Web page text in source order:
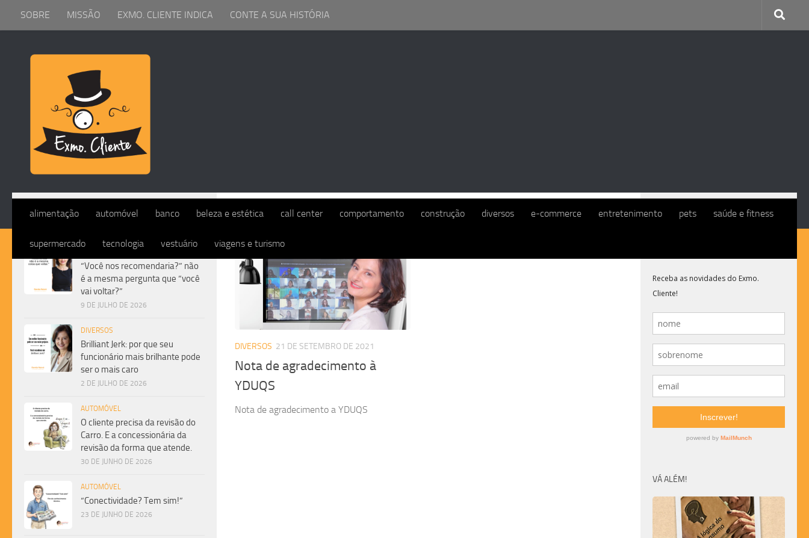
Skip to content
SOBRE MISSÃO EXMO. CLIENTE INDICA CONTE A SUA HISTÓRIA
alimentação automóvel banco beleza e estética call center comportamento construção diversos e-commerce entretenimento pets saúde e fitness
supermercado tecnologia vestuário viagens e turismo
TAG: EAD
DIVERSOS 21 DE SETEMBRO DE 2021
Nota de agradecimento à
YDUQS
Nota de agradecimento a YDUQS
“Você nos recomendaria?” não
é a mesma pergunta que “você
vai voltar?”
9 DE JULHO DE 2026
DIVERSOS
Brilliant Jerk: por que seu
funcionário mais brilhante pode
ser o mais caro
2 DE JULHO DE 2026
AUTOMÓVEL
O cliente precisa da revisão do
Carro. E a concessionária da
revisão da forma que atende.
30 DE JUNHO DE 2026
AUTOMÓVEL
“Conectividade? Tem sim!”
23 DE JUNHO DE 2026
CONTINUE COM O EXMO. CLIENTE
VÁ ALÉM!